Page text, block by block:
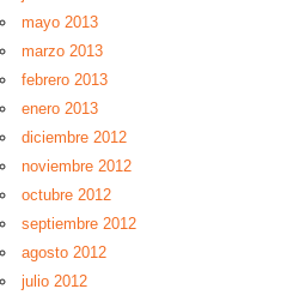
mayo 2013
marzo 2013
febrero 2013
enero 2013
diciembre 2012
noviembre 2012
octubre 2012
septiembre 2012
agosto 2012
julio 2012